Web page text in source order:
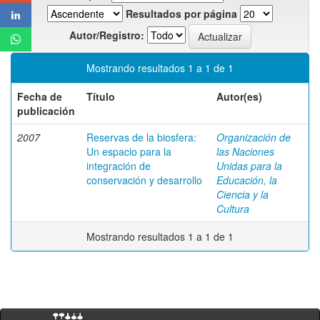
Resultados por página
Autor/Registro:
Mostrando resultados 1 a 1 de 1
Fecha de
publicación
Título Autor(es)
2007
Reservas de la biosfera:
Un espacio para la
integración de
conservación y desarrollo
Organización de
las Naciones
Unidas para la
Educación, la
Ciencia y la
Cultura
Mostrando resultados 1 a 1 de 1